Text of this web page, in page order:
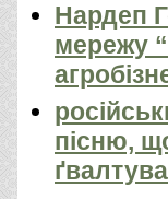
Нардеп
мережу
пісню,